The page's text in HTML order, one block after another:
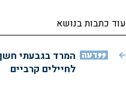
עוד כתבות בנושא
דעה המרד בגבעתי
לחיילים קרביים